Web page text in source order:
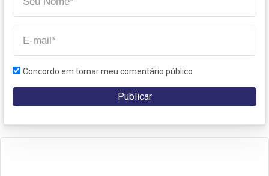
Concordo em tornar meu comentário público